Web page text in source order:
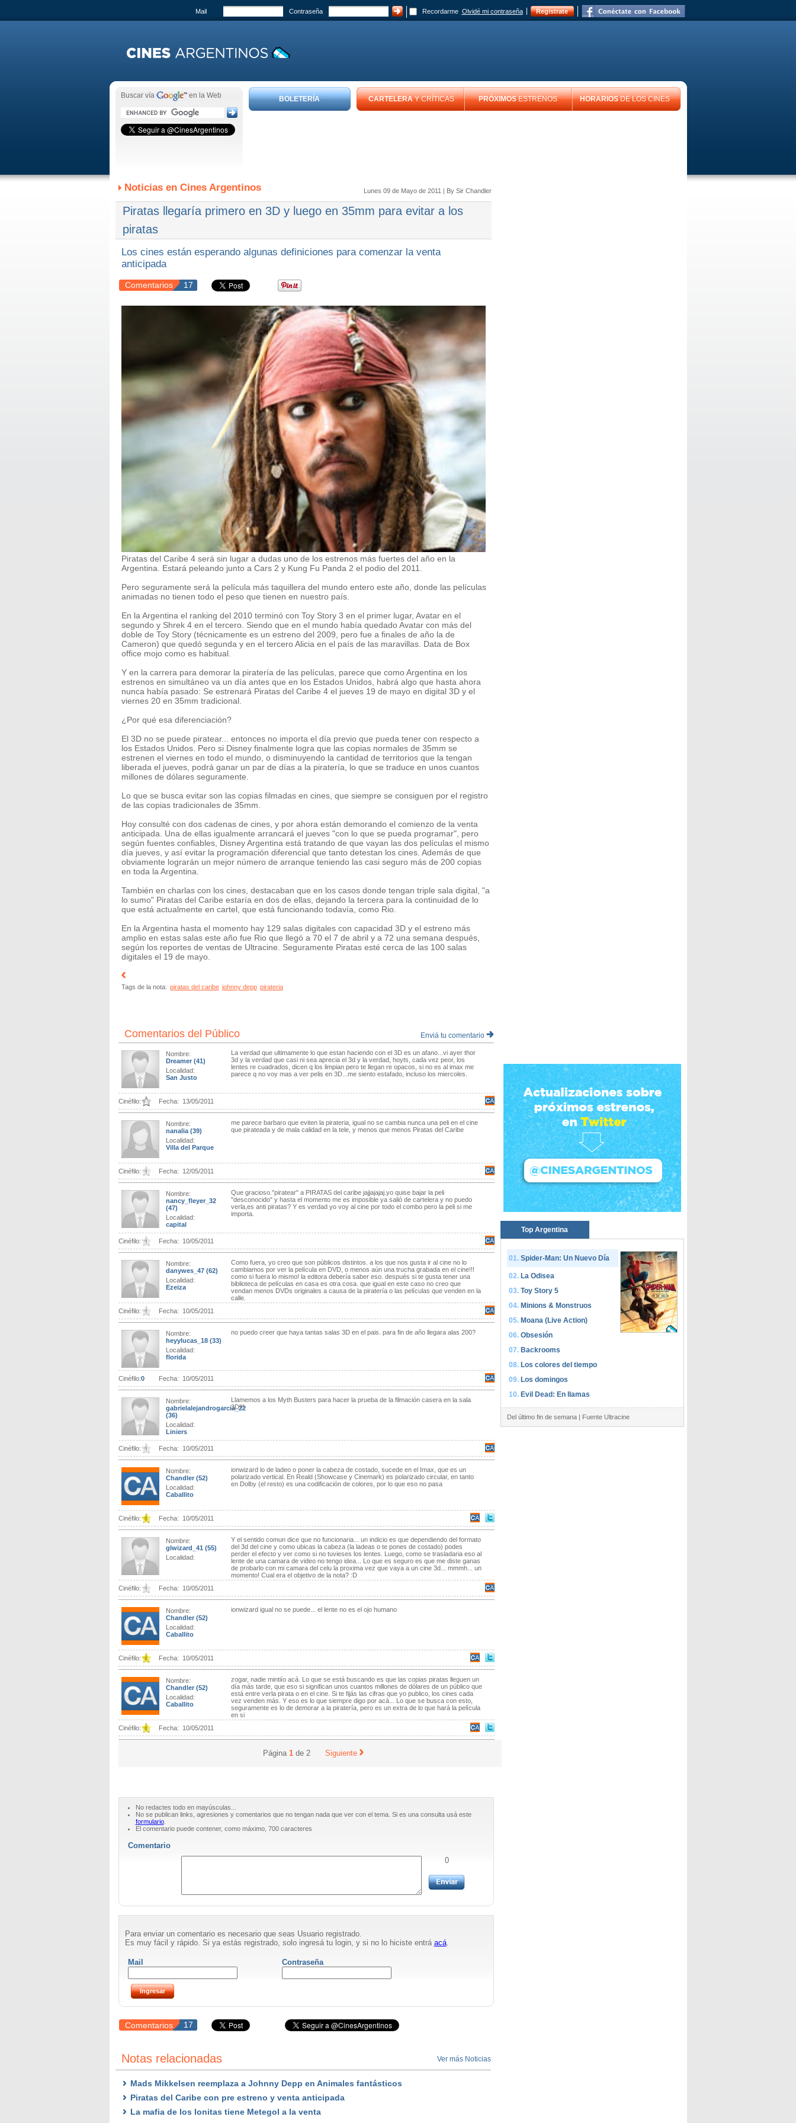
Mail Contraseña Recordarme Olvidé mi contraseña Registrate
Buscar vía en la Web BOLETERÍA CARTELERAY CRÍTICAS PRÓXIMOSESTRENOS HORARIOSDE LOS CINES
Lunes 09 de Mayo de 2011 | By Sir Chandler
Noticias en Cines Argentinos
Piratas llegaría primero en 3D y luego en 35mm para evitar a los
piratas
Los cines están esperando algunas definiciones para comenzar la venta
anticipada
Comentarios 17
Piratas del Caribe 4 será sin lugar a dudas uno de los estrenos más fuertes del año en la
Argentina. Estará peleando junto a Cars 2 y Kung Fu Panda 2 el podio del 2011.
Pero seguramente será la película más taquillera del mundo entero este año, donde las películas
animadas no tienen todo el peso que tienen en nuestro país.
En la Argentina el ranking del 2010 terminó con Toy Story 3 en el primer lugar, Avatar en el
segundo y Shrek 4 en el tercero. Siendo que en el mundo había quedado Avatar con más del
doble de Toy Story (técnicamente es un estreno del 2009, pero fue a finales de año la de
Cameron) que quedó segunda y en el tercero Alicia en el país de las maravillas. Data de Box
office mojo como es habitual.
Y en la carrera para demorar la piratería de las películas, parece que como Argentina en los
estrenos en simultáneo va un día antes que en los Estados Unidos, habrá algo que hasta ahora
nunca había pasado: Se estrenará Piratas del Caribe 4 el jueves 19 de mayo en digital 3D y el
viernes 20 en 35mm tradicional.
¿Por qué esa diferenciación?
El 3D no se puede piratear... entonces no importa el día previo que pueda tener con respecto a
los Estados Unidos. Pero si Disney finalmente logra que las copias normales de 35mm se
estrenen el viernes en todo el mundo, o disminuyendo la cantidad de territorios que la tengan
liberada el jueves, podrá ganar un par de días a la piratería, lo que se traduce en unos cuantos
millones de dólares seguramente.
Lo que se busca evitar son las copias filmadas en cines, que siempre se consiguen por el registro
de las copias tradicionales de 35mm.
Hoy consulté con dos cadenas de cines, y por ahora están demorando el comienzo de la venta
anticipada. Una de ellas igualmente arrancará el jueves "con lo que se pueda programar", pero
según fuentes confiables, Disney Argentina está tratando de que vayan las dos películas el mismo
día jueves, y así evitar la programación diferencial que tanto detestan los cines. Además de que
obviamente lograrán un mejor número de arranque teniendo las casi seguro más de 200 copias
en toda la Argentina.
También en charlas con los cines, destacaban que en los casos donde tengan triple sala digital, "a
lo sumo" Piratas del Caribe estaría en dos de ellas, dejando la tercera para la continuidad de lo
que está actualmente en cartel, que está funcionando todavía, como Rio.
En la Argentina hasta el momento hay 129 salas digitales con capacidad 3D y el estreno más
amplio en estas salas este año fue Rio que llegó a 70 el 7 de abril y a 72 una semana después,
según los reportes de ventas de Ultracine. Seguramente Piratas esté cerca de las 100 salas
digitales el 19 de mayo.
Tags de la nota: piratas del caribe johnny depp pirateria
Comentarios del Público Enviá tu comentario
Nombre:
Dreamer (41)
Localidad:
San Justo
La verdad que ultimamente lo que estan haciendo con el 3D es un afano...vi ayer thor
3d y la verdad que casi ni sea aprecia el 3d y la verdad, hoyts, cada vez peor, los
lentes re cuadrados, dicen q los limpian pero te llegan re opacos, si no es al imax me
parece q no voy mas a ver pelis en 3D...me siento estafado, incluso los miercoles.
Cinéfilo: Fecha: 13/05/2011
Nombre:
nanalia (39)
Localidad:
Villa del Parque
me parece barbaro que eviten la pirateria, igual no se cambia nunca una peli en el cine
que pirateada y de mala calidad en la tele, y menos que menos Piratas del Caribe
Cinéfilo: Fecha: 12/05/2011
Nombre:
nancy_fleyer_32
(47)
Localidad:
capital
Que gracioso."piratear" a PIRATAS del caribe jajjajajaj.yo quise bajar la peli
"desconocido" y hasta el momento me es imposible ya salió de cartelera y no puedo
verla,es anti piratas? Y es verdad yo voy al cine por todo el combo pero la peli si me
importa.
Cinéfilo: Fecha: 10/05/2011
Nombre:
danywes_47 (62)
Localidad:
Ezeiza
Como fuera, yo creo que son públicos distintos. a los que nos gusta ir al cine no lo
cambiamos por ver la película en DVD, o menos aún una trucha grabada en el cine!!!
como si fuera lo mismo! la editora debería saber eso. después si te gusta tener una
biblioteca de películas en casa es otra cosa. que igual en este caso no creo que
vendan menos DVDs originales a causa de la piratería o las películas que venden en la
calle.
Cinéfilo:
Fecha: 10/05/2011
Nombre:
heyylucas_18 (33)
Localidad:
florida
no puedo creer que haya tantas salas 3D en el pais. para fin de año llegara alas 200?
Cinéfilo:0 Fecha: 10/05/2011
Nombre:
gabrielalejandrogarcia_22
(36)
Localidad:
Liniers
Llamemos a los Myth Busters para hacer la prueba de la filmación casera en la sala
3D!!!
Cinéfilo: Fecha: 10/05/2011
Nombre:
Chandler (52)
Localidad:
Caballito
ionwizard lo de ladeo o poner la cabeza de costado, sucede en el Imax, que es un
polarizado vertical. En Reald (Showcase y Cinemark) es polarizado circular, en tanto
en Dolby (el resto) es una codificación de colores, por lo que eso no pasa
Cinéfilo: Fecha: 10/05/2011
Nombre:
glwizard_41 (55)
Localidad:
Y el sentido comun dice que no funcionaria... un indicio es que dependiendo del formato
del 3d del cine y como ubicas la cabeza (la ladeas o te pones de costado) podes
perder el efecto y ver como si no tuvieses los lentes. Luego, como se trasladaria eso al
lente de una camara de video no tengo idea... Lo que es seguro es que me diste ganas
de probarlo con mi camara del celu la proxima vez que vaya a un cine 3d... mmmh... un
momento! Cual era el objetivo de la nota? :D
Cinéfilo:
Fecha: 10/05/2011
Nombre:
Chandler (52)
Localidad:
Caballito
ionwizard igual no se puede... el lente no es el ojo humano
Cinéfilo: Fecha: 10/05/2011
Nombre:
Chandler (52)
Localidad:
Caballito
zogar, nadie mintiío acá. Lo que se está buscando es que las copias piratas lleguen un
día más tarde, que eso si significan unos cuantos millones de dólares de un público que
está entre verla pirata o en el cine. Si te fijás las cifras que yo publico, los cines cada
vez venden más. Y eso es lo que siempre digo por acá... Lo que se busca con esto,
seguramente es lo de demorar a la piratería, pero es un extra de lo que hará la película
en si
Cinéfilo:
Fecha: 10/05/2011
Página 1 de 2 Siguiente
No redactes todo en mayúsculas...
No se publican links, agresiones y comentarios que no tengan nada que ver con el tema. Si es una consulta usá este
formulario.
El comentario puede contener, como máximo, 700 caracteres
Comentario
0
Para enviar un comentario es necesario que seas Usuario registrado.
Es muy fácil y rápido. Si ya estás registrado, solo ingresá tu login, y si no lo hiciste entrá acá.
Mail Contraseña
Comentarios 17
Notas relacionadas Ver más Noticias
Mads Mikkelsen reemplaza a Johnny Depp en Animales fantásticos
Piratas del Caribe con pre estreno y venta anticipada
La mafia de los lonitas tiene Metegol a la venta
Top Argentina
Spider-Man: Un Nuevo Día
La Odisea
Toy Story 5
Minions & Monstruos
Moana (Live Action)
Obsesión
Backrooms
Los colores del tiempo
Los domingos
Evil Dead: En llamas
Del último fin de semana | Fuente Ultracine